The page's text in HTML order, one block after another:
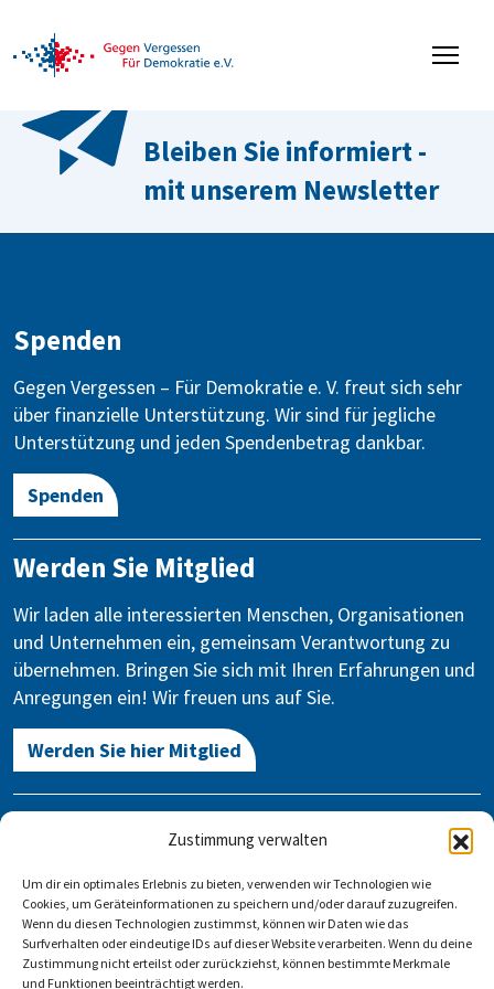
Zustimmung verwalten
Um dir ein optimales Erlebnis zu bieten, verwenden wir Technologien wie
Cookies, um Geräteinformationen zu speichern und/oder darauf zuzugreifen.
Wenn du diesen Technologien zustimmst, können wir Daten wie das
Surfverhalten oder eindeutige IDs auf dieser Website verarbeiten. Wenn du deine
Zustimmung nicht erteilst oder zurückziehst, können bestimmte Merkmale
und Funktionen beeinträchtigt werden.
Bleiben Sie informiert -
mit unserem Newsletter
Spenden
Gegen Vergessen – Für Demokratie e. V. freut sich sehr
über finanzielle Unterstützung. Wir sind für jegliche
Unterstützung und jeden Spendenbetrag dankbar.
Spenden
Werden Sie Mitglied
Wir laden alle interessierten Menschen, Organisationen
und Unternehmen ein, gemeinsam Verantwortung zu
übernehmen. Bringen Sie sich mit Ihren Erfahrungen und
Anregungen ein! Wir freuen uns auf Sie.
Werden Sie hier Mitglied
Kontakt
Stauffenbergstraße 13-14
10785 Berlin
info@gegen-vergessen.de